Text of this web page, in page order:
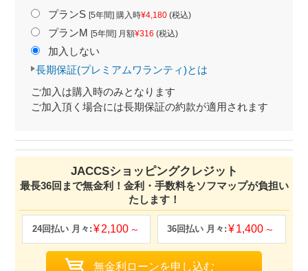
プランS [5年間] 購入時¥4,180(税込)
プランM [5年間] 月額¥316 (税込)
加入しない
長期保証(プレミアムワランティ)とは
ご加入は購入時のみとなります
ご加入頂く場合には長期保証の約款が適用されます
JACCSショッピングクレジット
最長36回まで無金利！金利・手数料をソフマップが負担い
たします！
2,100 1,400